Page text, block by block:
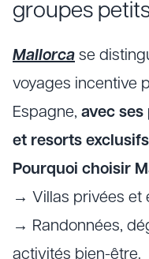
groupes
Mallorca se
voyages incentive
Espagne, avec
et resorts
Pourquoi choisir
→ Villas privées et
→ Randonnées,
activités bien-être.